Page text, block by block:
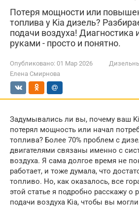
Потеря мощности или
топлива у Kia дизель?
подачи воздуха! Диагностика
руками - просто и понятно.
Опубликовано: 01 Мар 2026
Елена Смирнова
Задумывались ли вы, почему ваш
потерял мощность или начал
топлива? Более 70% проблем с
двигателями связаны именно с
воздуха. Я сама долгое время не
работает, и тоже думала, что
топливо. Но, как оказалось, все
этой статье я подробно расскажу о
подачи воздуха Kia, чтобы вы